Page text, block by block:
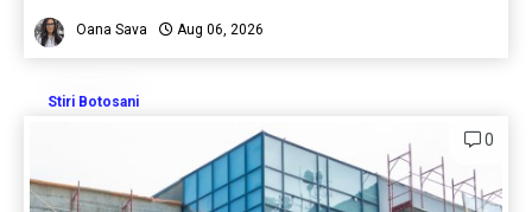
Oana Sava Aug 06, 2026
Stiri Botosani
0